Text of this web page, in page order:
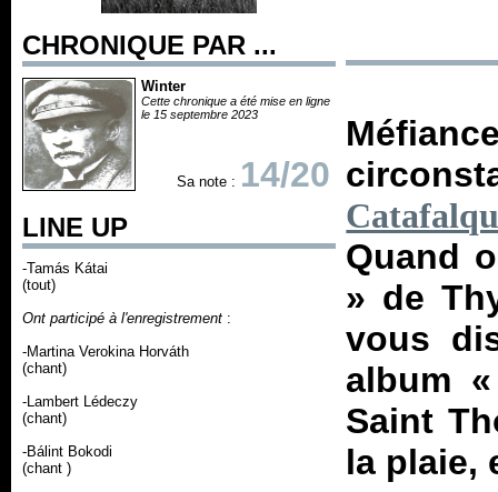
CHRONIQUE PAR ...
Winter
Cette chronique a été mise en ligne
le 15 septembre 2023
Sa note : 14/20
LINE UP
-Tamás Kátai
(tout)
Ont participé à l'enregistrement :
-Martina Verokina Horváth
(chant)
-Lambert Lédeczy
(chant)
-Bálint Bokodi
(chant )
Quand
» de
vous
album
Saint
la plaie,